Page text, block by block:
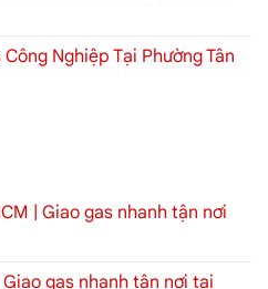
Nghiệp Tại Phường Tân
| Giao gas nhanh tận nơi
gas nhanh tận nơi tại